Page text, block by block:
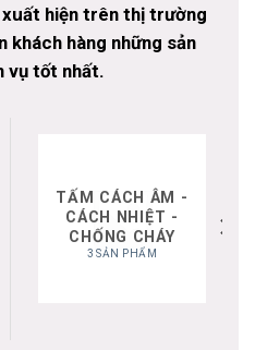
hiện trên thị trường
khách hàng những sản
vụ tốt nhất.
TẤM CÁCH ÂM -
CÁCH NHIỆT -
CHỐNG CHÁY
3 SẢN PHẨM